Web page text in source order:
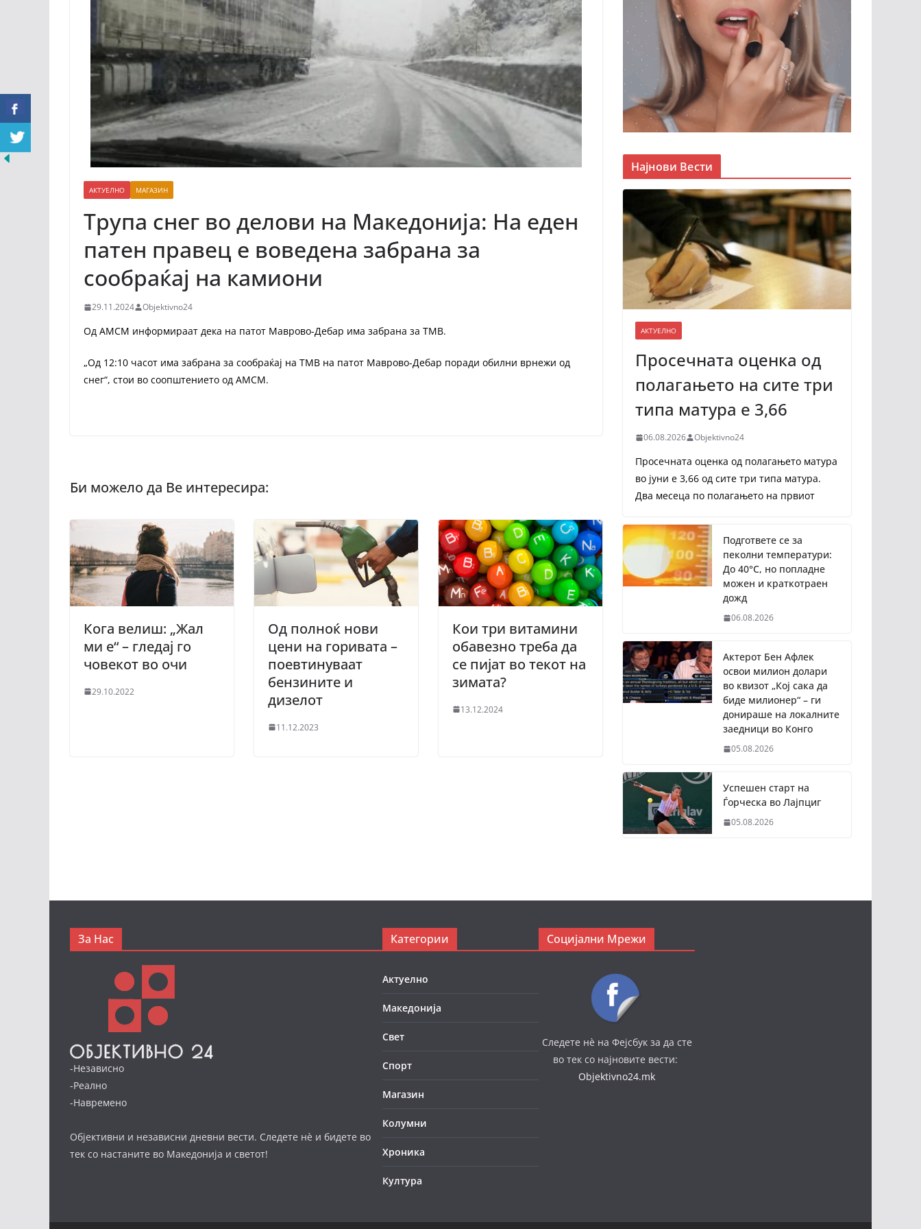
АКТУЕЛНО МАГАЗИН
Трупа снег во делови на Македонија: На еден
патен правец е воведена забрана за
сообраќај на камиони
29.11.2024 Objektivno24
Од АМСМ информираат дека на патот Маврово-Дебар има забрана за ТМВ.
„Од 12:10 часот има забрана за сообраќај на ТМВ на патот Маврово-Дебар поради обилни врнежи од
снег“, стои во соопштението од АМСМ.
Кога велиш: „Жал
ми е“ – гледај го
човекот во очи
29.10.2022
Од полноќ нови
цени на горивата –
поевтинуваат
бензините и
дизелот
11.12.2023
Кои три витамини
обавезно треба да
се пијат во текот на
зимата?
13.12.2024
Најнови Вести
АКТУЕЛНО
Просечната оценка од
полагањето на сите три
типа матура е 3,66
06.08.2026 Objektivno24
Просечната оценка од полагањето матура
во јуни е 3,66 од сите три типа матура.
Два месеца по полагањето на првиот
Подгответе се за
пеколни температури:
До 40°C, но попладне
можен и краткотраен
дожд
06.08.2026
Актерот Бен Афлек
освои милион долари
во квизот „Кој сака да
биде милионер“ – ги
донираше на локалните
заедници во Конго
05.08.2026
Успешен старт на
Ѓорческа во Лајпциг
05.08.2026
За Нас
-Независно
-Реално
-Навремено
Објективни и независни дневни вести. Следете нè и бидете во
тек со настаните во Македонија и светот!
Категории
Актуелно
Македонија
Свет
Спорт
Магазин
Колумни
Хроника
Култура
Социјални Мрежи
Следете нè на Фејсбук за да сте
во тек со најновите вести:
Objektivno24.mk